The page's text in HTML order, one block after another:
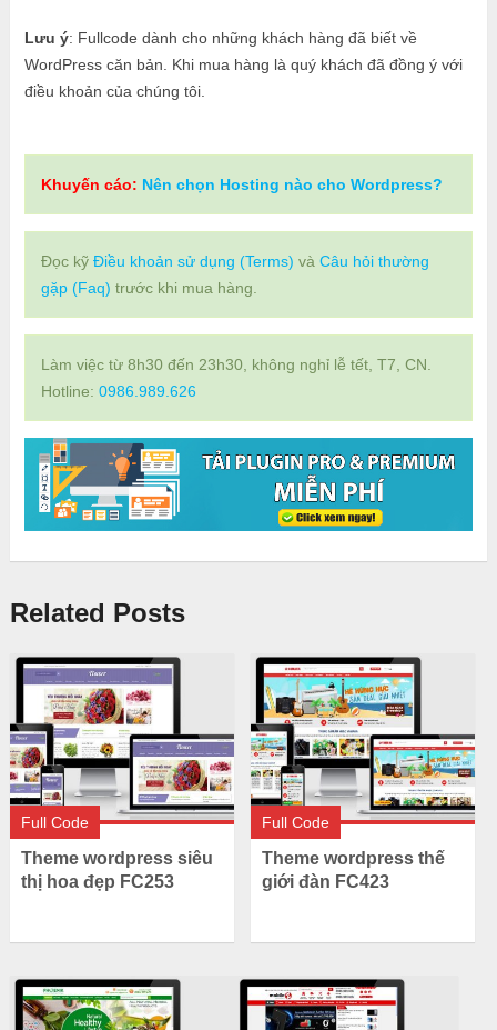
Lưu ý: Fullcode dành cho những khách hàng đã biết về
WordPress căn bản. Khi mua hàng là quý khách đã đồng ý với
điều khoản của chúng tôi.
Khuyến cáo: Nên chọn Hosting nào cho Wordpress?
Đọc kỹ Điều khoản sử dụng (Terms) và Câu hỏi thường
gặp (Faq) trước khi mua hàng.
Làm việc từ 8h30 đến 23h30, không nghỉ lễ tết, T7, CN.
Hotline: 0986.989.626
Related Posts
Full Code
Theme wordpress siêu
thị hoa đẹp FC253
Full Code
Theme wordpress thế
giới đàn FC423